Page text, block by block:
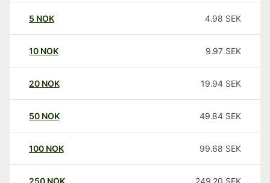
5 NOK 4.98 SEK
10 NOK 9.97 SEK
20 NOK 19.94 SEK
50 NOK 49.84 SEK
100 NOK 99.68 SEK